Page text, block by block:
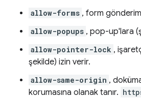
allow-forms , form
allow-popups , pop-up'lara
allow-pointer-lock ,
şekilde) izin verir.
allow-same-origin ,
korumasına olanak tanır.